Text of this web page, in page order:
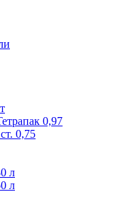
0,97
0,75
л
л